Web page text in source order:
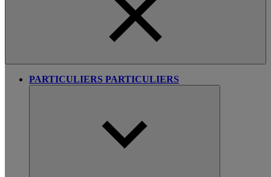
PARTICULIERS PARTICULIERS